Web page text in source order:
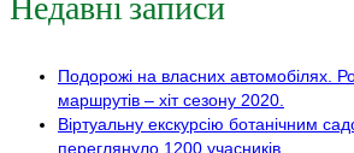
Подорожі на власних автомобілях.
маршрутів – хіт сезону 2020.
Віртуальну екскурсію ботанічним
переглянуло 1200 учасників